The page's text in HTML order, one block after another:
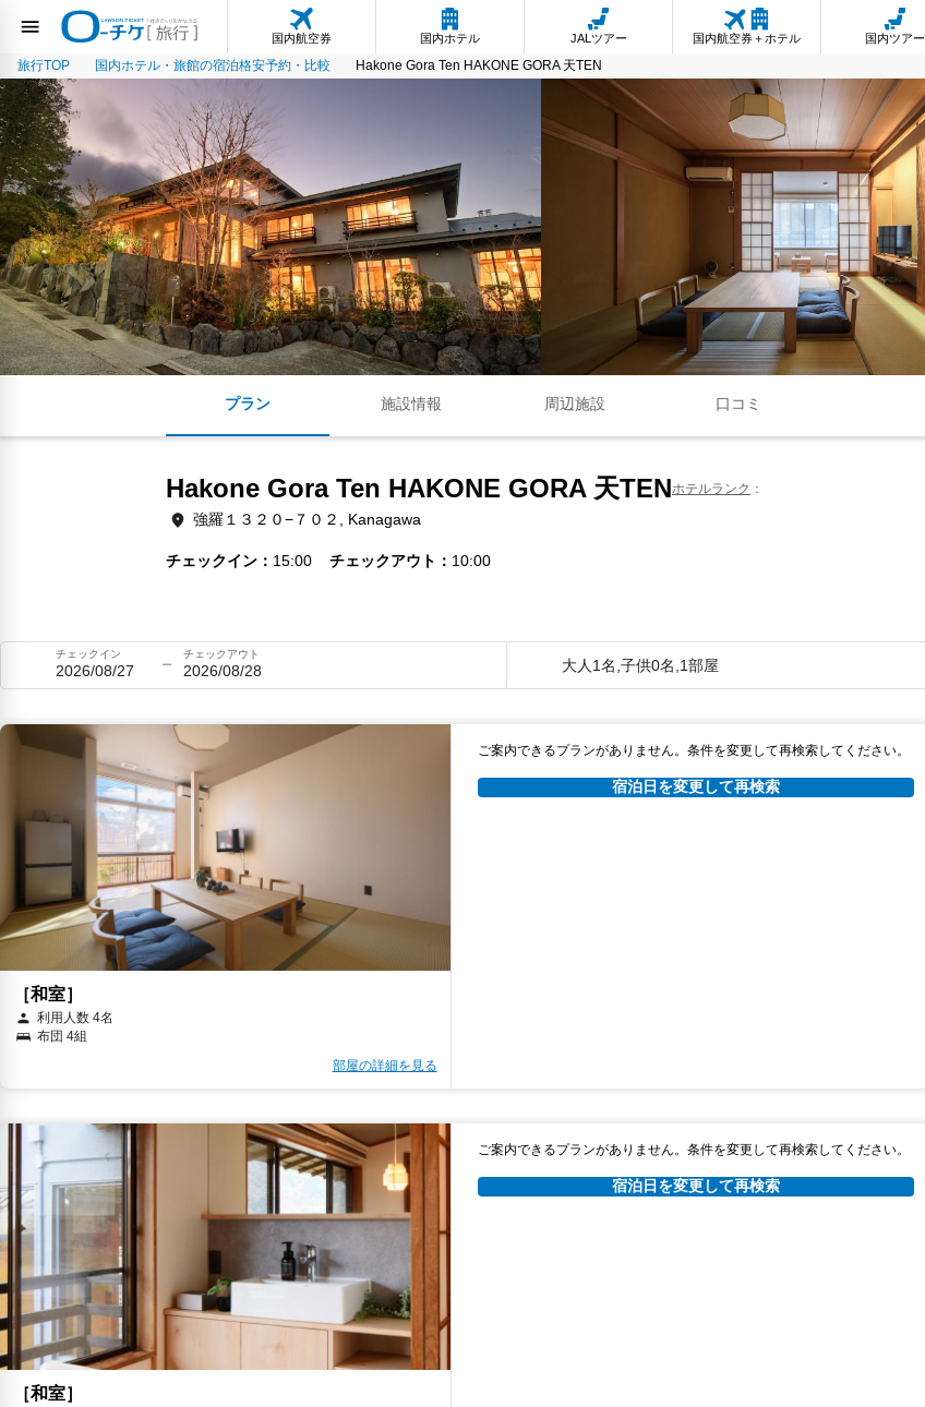
国内航空券 国内ホテル JALツアー 国内航空券＋ホテル 国内ツアー
旅行TOP 国内ホテル・旅館の宿泊格安予約・比較 Hakone Gora Ten HAKONE GORA 天TEN
プラン 施設情報 周辺施設 口コミ
Hakone Gora Ten HAKONE GORA 天TENホテルランク
強羅１３２０−７０２, Kanagawa
チェックイン 15:00 チェックアウト 10:00
チェックイン
2026/08/27
チェックアウト
2026/08/28 大人1名,子供0名,1部屋
［和室］
利用人数 4名
布団 4組
部屋の詳細を見る
ご案内できるプランがありません。条件を変更して再検索してください。
宿泊日を変更して再検索
［和室］
ご案内できるプランがありません。条件を変更して再検索してください。
宿泊日を変更して再検索